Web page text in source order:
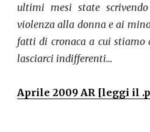
ultimi mesi state
violenza alla donna e ai
fatti di cronaca a cui stiamo
lasciarci indifferenti…
Aprile 2009 AR [leggi il